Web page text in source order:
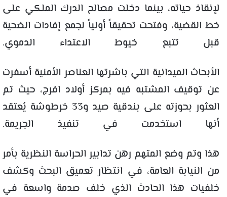
لإنقاذ حياته، بينما دخلت مصالح الدرك الملكي على
خط القضية، وفتحت تحقيقاً أولياً لجمع إفادات الضحية
قبل تتبع خيوط الاعتداء الدموي.
الأبحاث الميدانية التي باشرتها العناصر الأمنية أسفرت
عن توقيف المشتبه فيه بمركز أولاد افرج، حيث تم
العثور بحوزته على بندقية صيد و33 خرطوشة يُعتقد
أنها استخدمت في تنفيذ الجريمة.
هذا وتم وضع المتهم رهن تدابير الحراسة النظرية بأمر
من النيابة العامة، في انتظار تعميق البحث وكشف
خلفيات هذا الحادث الذي خلف صدمة واسعة في